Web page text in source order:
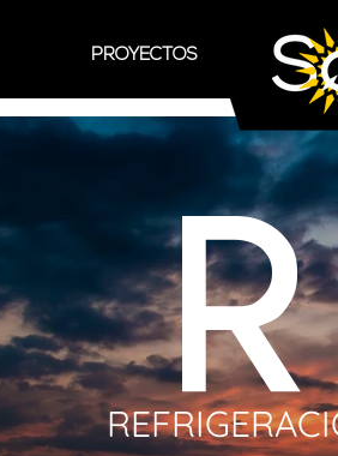
PROYECTOS